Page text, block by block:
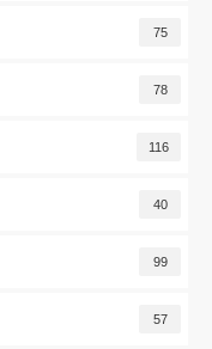
75
78
116
40
99
57